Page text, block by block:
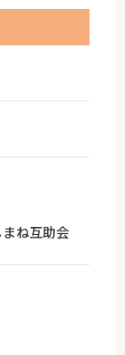
ね互助会